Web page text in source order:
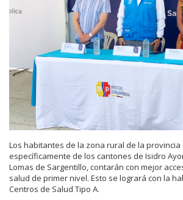
Los habitantes de la zona rural de la provincia
específicamente de los cantones de Isidro
Lomas de Sargentillo, contarán con mejor
salud de primer nivel. Esto se logrará con la
Centros de Salud Tipo A.